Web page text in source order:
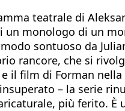
teatrale di
monologo di un
sontuoso da
rancore, che si
film di Forman
– la serie
più ferito. È